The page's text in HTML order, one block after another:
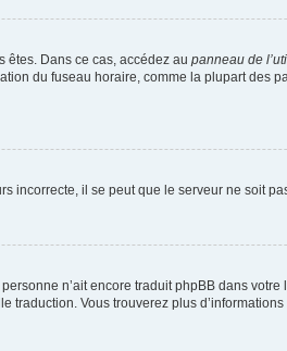
êtes. Dans ce cas, accédez au panneau de
du fuseau horaire, comme la plupart des
incorrecte, il se peut que le serveur ne soit
n’ait encore traduit phpBB dans
traduction. Vous trouverez plus